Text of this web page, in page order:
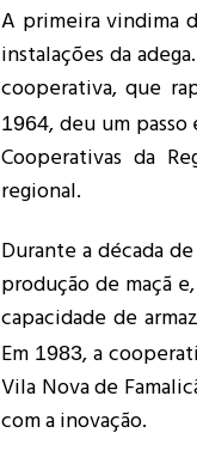
A primeira vindima
instalações da
cooperativa, que
1964, deu um passo
Cooperativas da
regional.
Durante a década de
produção de maçã
capacidade de
Em 1983, a
Vila Nova de
com a inovação.